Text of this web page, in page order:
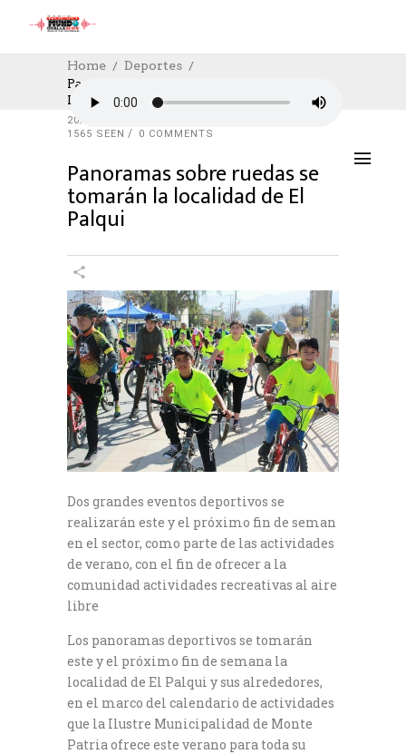
Home
Deportes
Panoramas Sobre Ruedas Se Tomarán La
Localidad De El Palqui
DEPORTES,DESTACADOS,SALUD
20/01/2022
1565 SEEN
0 COMMENTS
Panoramas sobre ruedas se
tomarán la localidad de El
Palqui
Dos grandes eventos deportivos se
realizarán este y el próximo fin de seman
en el sector, como parte de las actividades
de verano, con el fin de ofrecer a la
comunidad actividades recreativas al aire
libre
Los panoramas deportivos se tomarán
este y el próximo fin de semana la
localidad de El Palqui y sus alrededores,
en el marco del calendario de actividades
que la Ilustre Municipalidad de Monte
Patria ofrece este verano para toda su